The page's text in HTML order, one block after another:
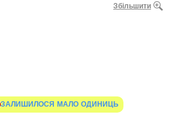
Збільшити
ЗАЛИШИЛОСЯ МАЛО ОДИНИЦЬ